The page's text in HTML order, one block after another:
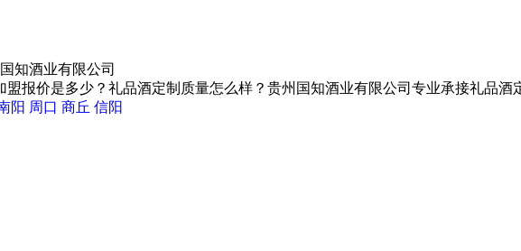
知酒业有限公司
报价是多少？礼品酒定制质量怎么样？贵州国知酒业有限公司专业承接礼品酒
阳 周口 商丘 信阳